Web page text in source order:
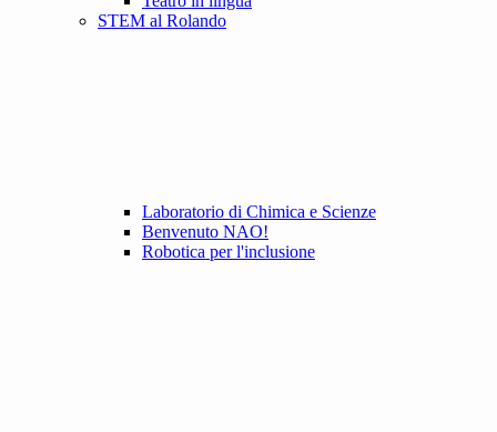
STEM al Rolando
Laboratorio di Chimica e Scienze
Benvenuto NAO!
Robotica per l'inclusione